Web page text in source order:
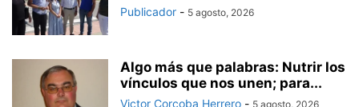
Publicador - 5 agosto, 2026
Algo más que palabras: Nutrir los
vínculos que nos unen; para...
Victor Corcoba Herrero - 5 agosto, 2026